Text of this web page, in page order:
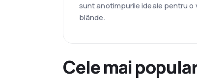
sunt anotimpurile ideale pentru
blânde.
Cele mai